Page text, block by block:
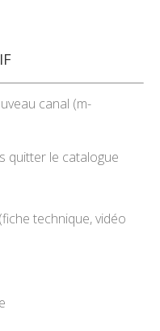
canal (m-
quitter le catalogue
technique, vidéo